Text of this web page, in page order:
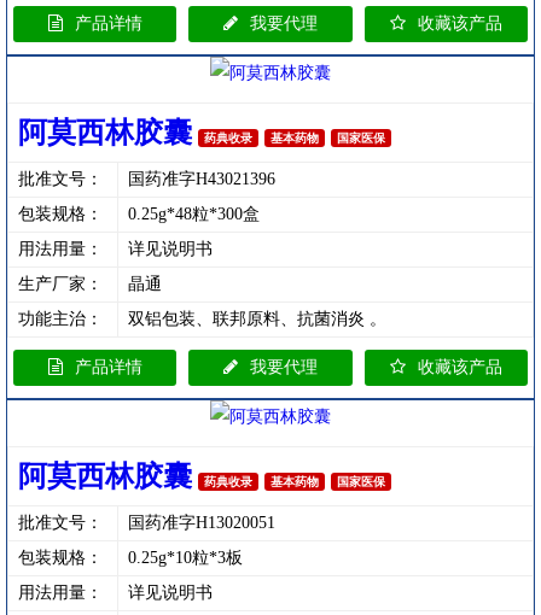
产品详情 我要代理 收藏该产品
阿莫西林胶囊 药典收录 基本药物 国家医保
批准文号：
国药准字H43021396
包装规格：
0.25g*48粒*300盒
用法用量：
详见说明书
生产厂家：
晶通
功能主治：
双铝包装、联邦原料、抗菌消炎 。
产品详情 我要代理 收藏该产品
阿莫西林胶囊 药典收录 基本药物 国家医保
批准文号：
国药准字H13020051
包装规格：
0.25g*10粒*3板
用法用量：
详见说明书